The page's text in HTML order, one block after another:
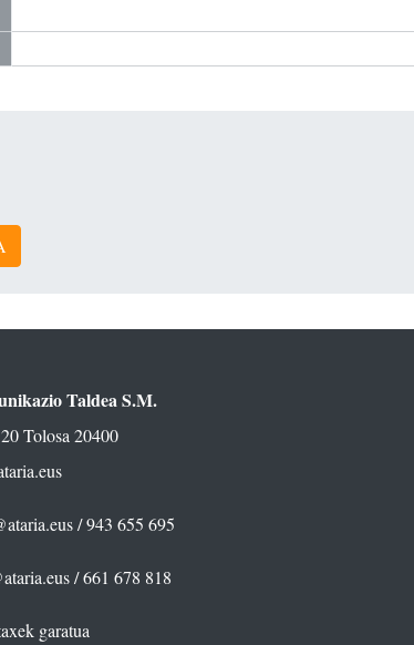
Taldea S.M.
Tolosa 20400
/ 943 655 695
/ 661 678 818
garatua